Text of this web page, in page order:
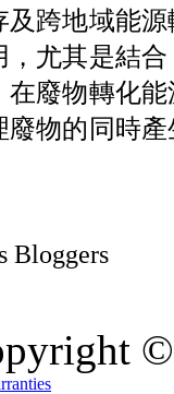
跨地域能
尤其是結
廢物轉化
物的同時
Bloggers